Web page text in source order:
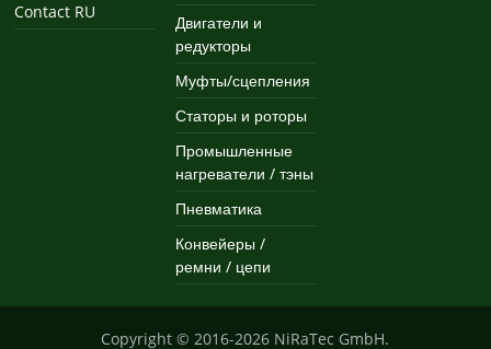
Contact RU
Двигатели и
редукторы
Муфты/сцепления
Статоры и роторы
Промышленные
нагреватели / тэны
Пневматика
Конвейеры /
ремни / цепи
Copyright © 2016-2026 NiRaTec GmbH.